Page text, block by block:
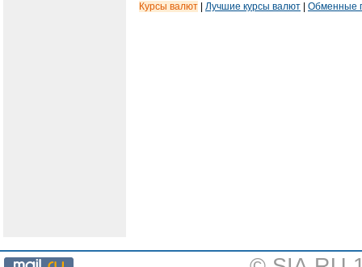
Курсы валют Лучшие курсы валют Обменные